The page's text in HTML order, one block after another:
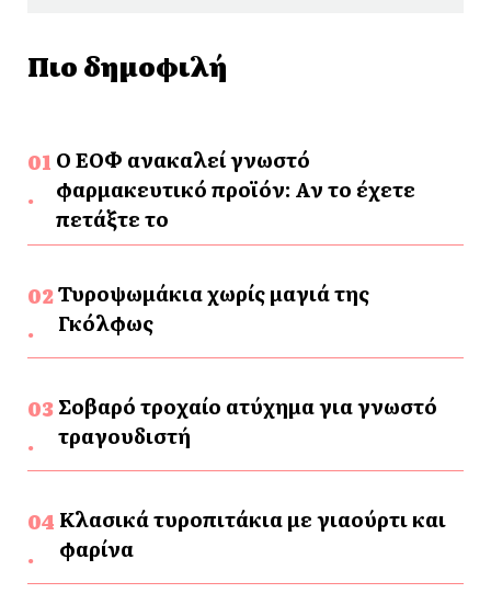
Πιο δημοφιλή
Ο ΕΟΦ ανακαλεί γνωστό
φαρμακευτικό προϊόν: Αν το έχετε
πετάξτε το
Τυροψωμάκια χωρίς μαγιά της
Γκόλφως
Σοβαρό τροχαίο ατύχημα για γνωστό
τραγουδιστή
Κλασικά τυροπιτάκια με γιαούρτι και
φαρίνα